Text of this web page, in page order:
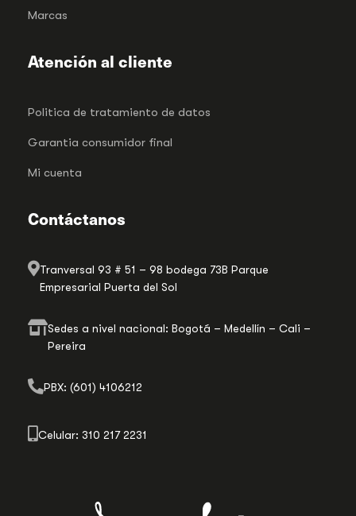
Marcas
Atención al cliente
Politica de tratamiento de datos
Garantia consumidor final
Mi cuenta
Contáctanos
Tranversal 93 # 51 – 98 bodega 73B Parque
Empresarial Puerta del Sol
Sedes a nivel nacional: Bogotá – Medellín – Cali –
Pereira
PBX: (601) 4106212
Celular: 310 217 2231